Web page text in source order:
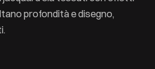
profondità e disegno,